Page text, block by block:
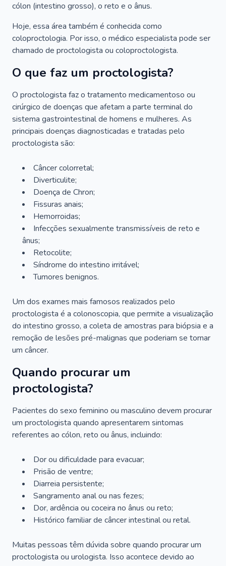
cólon (intestino grosso), o reto e o ânus.
Hoje, essa área também é conhecida como
coloproctologia. Por isso, o médico especialista pode ser
chamado de proctologista ou coloproctologista.
O que faz um proctologista?
O proctologista faz o tratamento medicamentoso ou
cirúrgico de doenças que afetam a parte terminal do
sistema gastrointestinal de homens e mulheres. As
principais doenças diagnosticadas e tratadas pelo
proctologista são:
Câncer colorretal;
Diverticulite;
Doença de Chron;
Fissuras anais;
Hemorroidas;
Infecções sexualmente transmissíveis de reto e
ânus;
Retocolite;
Síndrome do intestino irritável;
Tumores benignos.
Um dos exames mais famosos realizados pelo
proctologista é a colonoscopia, que permite a visualização
do intestino grosso, a coleta de amostras para biópsia e a
remoção de lesões pré-malignas que poderiam se tornar
um câncer.
Quando procurar um
proctologista?
Pacientes do sexo feminino ou masculino devem procurar
um proctologista quando apresentarem sintomas
referentes ao cólon, reto ou ânus, incluindo:
Dor ou dificuldade para evacuar;
Prisão de ventre;
Diarreia persistente;
Sangramento anal ou nas fezes;
Dor, ardência ou coceira no ânus ou reto;
Histórico familiar de câncer intestinal ou retal.
Muitas pessoas têm dúvida sobre quando procurar um
proctologista ou urologista. Isso acontece devido ao